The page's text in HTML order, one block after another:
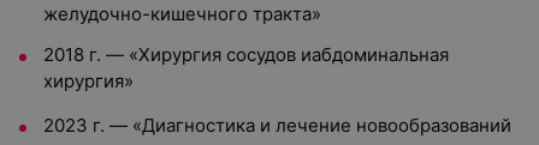
желудочно-кишечного тракта»
2018 г. — «Хирургия сосудов иабдоминальная
хирургия»
2023 г. — «Диагностика и лечение новообразований